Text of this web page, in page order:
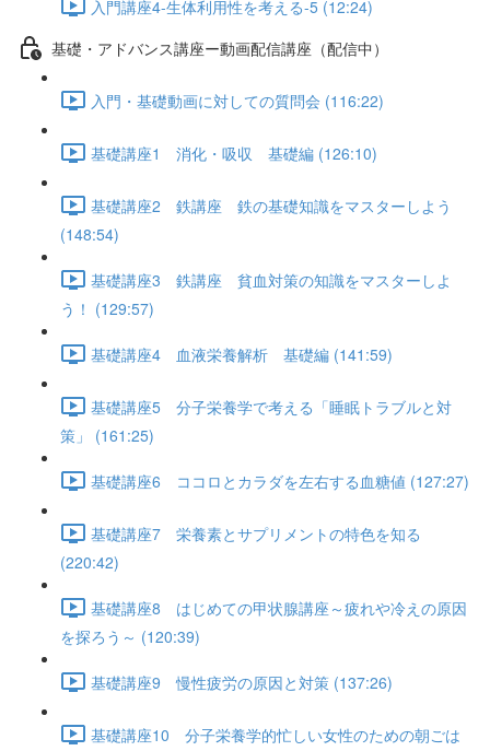
入門講座4-生体利用性を考える-5 (12:24)
基礎・アドバンス講座ー動画配信講座（配信中）
入門・基礎動画に対しての質問会 (116:22)
基礎講座1 消化・吸収 基礎編 (126:10)
基礎講座2 鉄講座 鉄の基礎知識をマスターしよう
(148:54)
基礎講座3 鉄講座 貧血対策の知識をマスターしよ
う！ (129:57)
基礎講座4 血液栄養解析 基礎編 (141:59)
基礎講座5 分子栄養学で考える「睡眠トラブルと対
策」 (161:25)
基礎講座6 ココロとカラダを左右する血糖値 (127:27)
基礎講座7 栄養素とサプリメントの特色を知る
(220:42)
基礎講座8 はじめての甲状腺講座～疲れや冷えの原因
を探ろう～ (120:39)
基礎講座9 慢性疲労の原因と対策 (137:26)
基礎講座10 分子栄養学的忙しい女性のための朝ごは